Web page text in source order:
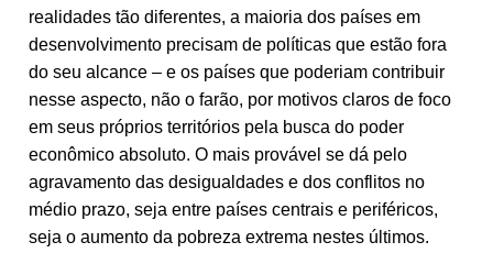
realidades tão diferentes, a maioria dos países em
desenvolvimento precisam de políticas que estão fora
do seu alcance – e os países que poderiam contribuir
nesse aspecto, não o farão, por motivos claros de foco
em seus próprios territórios pela busca do poder
econômico absoluto. O mais provável se dá pelo
agravamento das desigualdades e dos conflitos no
médio prazo, seja entre países centrais e periféricos,
seja o aumento da pobreza extrema nestes últimos.